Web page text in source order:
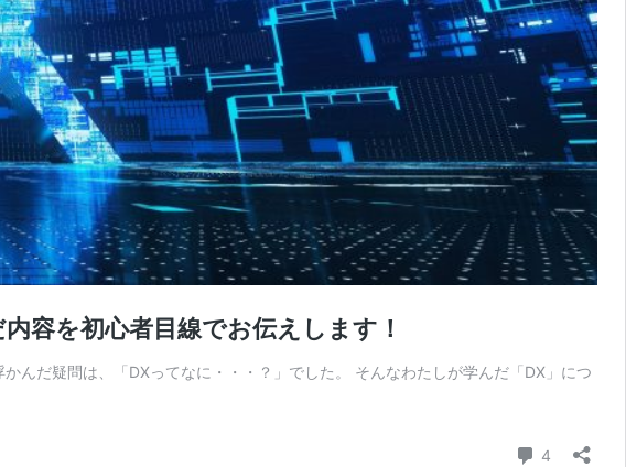
容を初心者目線でお伝えします！
んだ疑問は、「DXってなに・・・？」でした。 そんなわたしが学んだ「DX」につ
4 コメント